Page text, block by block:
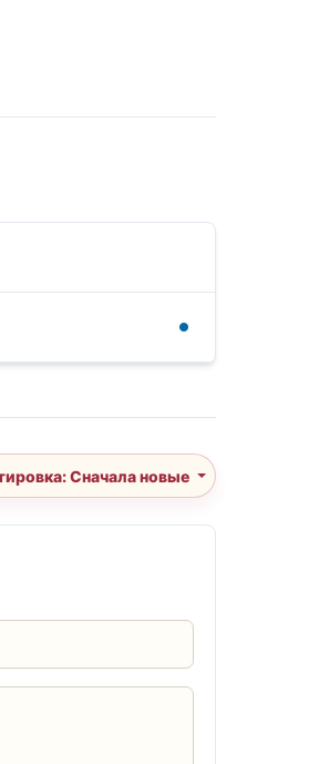
Сортировка: Сначала новые